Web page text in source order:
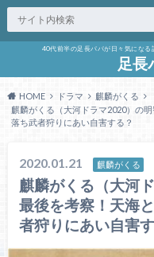
40代前半の足長パパが日々気になる
足長
HOME ドラマ
麒麟がくる
麒麟がくる（大河ドラマ2020）の
落ち武者狩りにあい自害する？
2020.01.21 麒麟がくる
麒麟がくる（大河
最後を考察！天海
者狩りにあい自害